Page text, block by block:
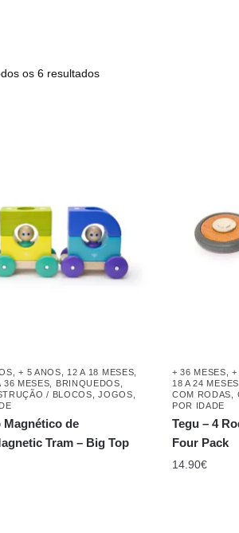
os 6 resultados
,+ 5 ANOS 12 A 18 MESES
36 MESES BRINQUEDOS
/ BLOCOS ,JOGOS
Magnético de
Tram – Big Top
+ 36 MESES ,+
18 A 24 MESES
COM RODAS
POR IDADE
Tegu – 4
Four Pack
14.90€